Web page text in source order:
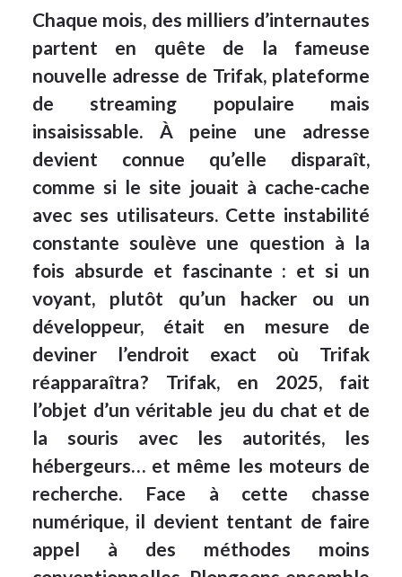
Chaque mois, des milliers d’internautes
partent en quête de la fameuse
nouvelle adresse de Trifak, plateforme
de streaming populaire mais
insaisissable. À peine une adresse
devient connue qu’elle disparaît,
comme si le site jouait à cache-cache
avec ses utilisateurs. Cette instabilité
constante soulève une question à la
fois absurde et fascinante : et si un
voyant, plutôt qu’un hacker ou un
développeur, était en mesure de
deviner l’endroit exact où Trifak
réapparaîtra ? Trifak, en 2025, fait
l’objet d’un véritable jeu du chat et de
la souris avec les autorités, les
hébergeurs… et même les moteurs de
recherche. Face à cette chasse
numérique, il devient tentant de faire
appel à des méthodes moins